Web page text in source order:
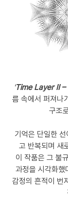
Time Layer II –
름 속에서 퍼져나
구조
기억은 단일한
고 반복되며 새
이 작품은 그 불
과정을 시각화했
감정의 흔적이 번